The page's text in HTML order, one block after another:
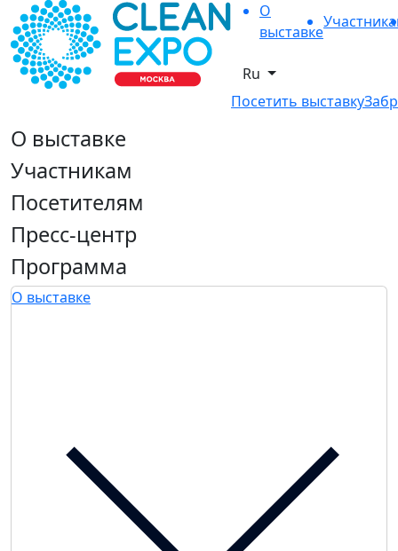
О
выставке
Ru
Посетить выставку
О выставке
Участникам
Посетителям
Пресс-центр
Программа
О выставке